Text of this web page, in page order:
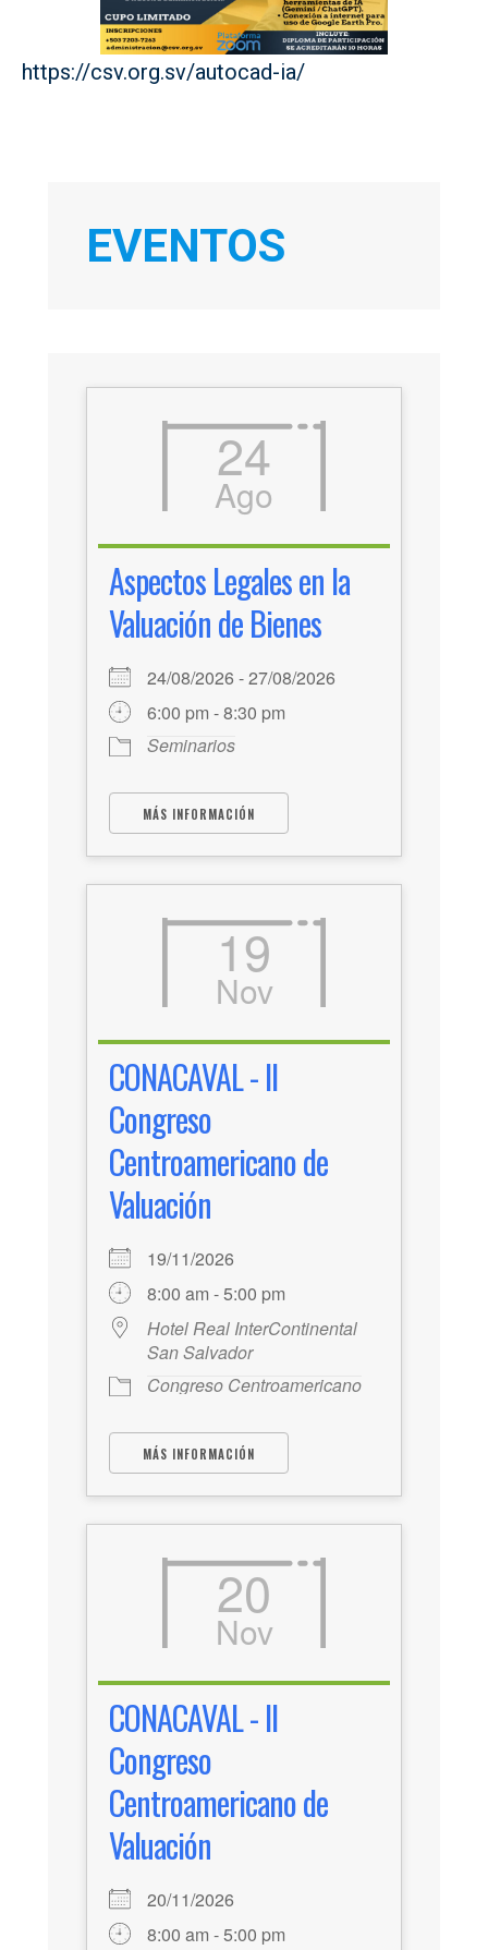
https://csv.org.sv/autocad-ia/
EVENTOS
24
Ago
Aspectos Legales en la
Valuación de Bienes
24/08/2026 - 27/08/2026
6:00 pm - 8:30 pm
Seminarios
MÁS INFORMACIÓN
19
Nov
CONACAVAL - II
Congreso
Centroamericano de
Valuación
19/11/2026
8:00 am - 5:00 pm
Hotel Real InterContinental
San Salvador
Congreso Centroamericano
MÁS INFORMACIÓN
20
Nov
CONACAVAL - II
Congreso
Centroamericano de
Valuación
20/11/2026
8:00 am - 5:00 pm